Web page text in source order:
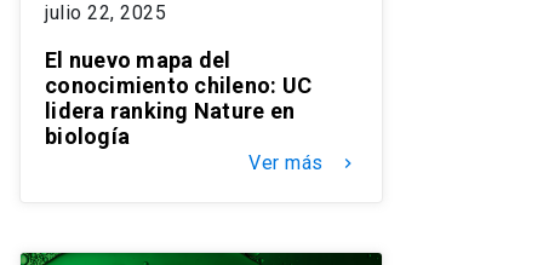
julio 22, 2025
El nuevo mapa del
conocimiento chileno: UC
lidera ranking Nature en
biología
Ver más keyboard_arrow_right